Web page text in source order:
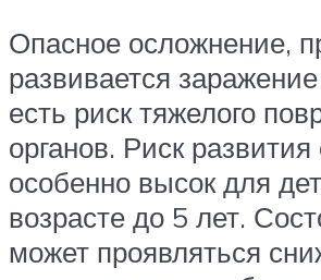
Опасное осложнение,
развивается
есть риск тяжелого
органов. Риск
особенно высок для
возрасте до 5 лет.
может проявляться